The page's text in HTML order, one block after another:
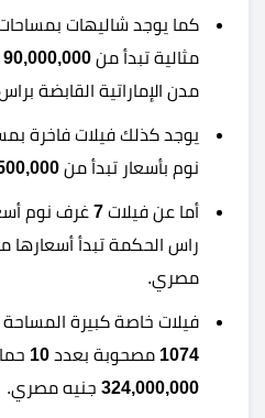
كما يوجد شاليهات
مثالية تبدأ من 90,000,000
مدن الإماراتية القابضة
يوجد كذلك فيلات فاخرة
نوم بأسعار تبدأ من
أما عن فيلات 7 غرف نوم
راس الحكمة تبدأ أسعارها
مصري.
فيلات خاصة كبيرة
1074 مصحوبة بعدد 10
324,000,000 جنيه مصري.